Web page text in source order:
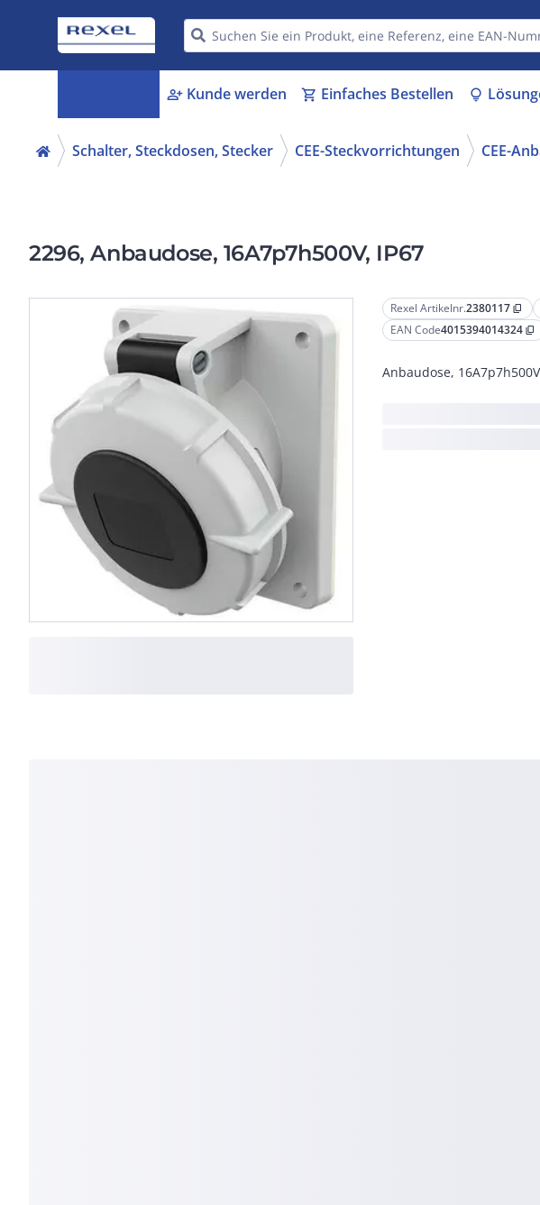
person_add Kunde werden shopping_cart Einfaches Bestellen lightbulb
Schalter, Steckdosen, Stecker CEE-Steckvorrichtungen CEE-
2296, Anbaudose, 16A7p7h500V, IP67
Rexel Artikelnr.2380117 content_copy
EAN Code4015394014324 content_copy
Anbaudose,